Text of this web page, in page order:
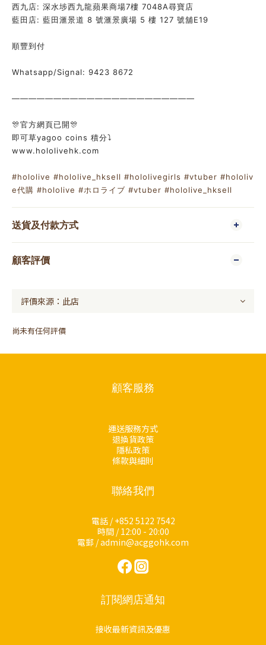
西九店: 深水埗西九龍蘋果商場7樓 7048A尋寶店
藍田店: 藍田滙景道 8 號滙景廣場 5 樓 127 號舖E19
順豐到付
Whatsapp/Signal: 9423 8672
——————————————————————
🎊官方網頁已開🎊
即可草yagoo coins 積分⤵️
www.hololivehk.com
#hololive #hololive_hksell #hololivegirls #vtuber #hololiv
e代購 #hololive #ホロライブ #vtuber #hololive_hksell
送貨及付款方式
顧客評價
尚未有任何評價
顧客服務
運送服務方式
退換貨政策
隱私政策
條款與細則
聯絡我們
電話 / +852 5122 7542
時間 / 12:00 - 20:00
電郵 / admin@acggohk.com
訂閱網店通知
接收最新資訊及優惠